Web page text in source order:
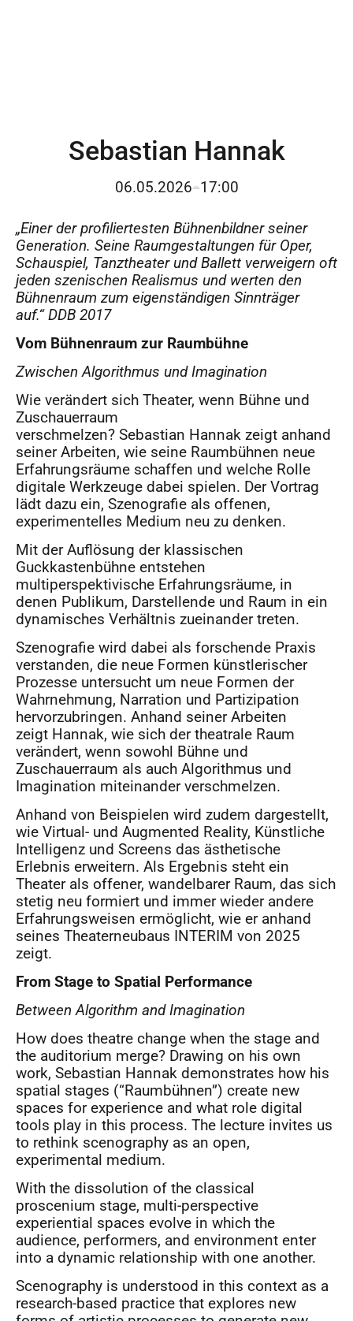
Sebastian Hannak
06.05.2026 17:00
„Einer der profiliertesten Buhnenbildner seiner
Generation. Seine Raumgestaltungen fur Oper,
Schauspiel, Tanztheater und Ballett verweigern oft
jeden szenischen Realismus und werten den
Buhnenraum zum eigenständigen Sinnträger
auf.“DDB 2017
Vom Bühnenraum zur Raumbühne
Zwischen Algorithmus und Imagination
Wie verändert sich Theater, wenn Bühne und
Zuschauerraum
verschmelzen? Sebastian Hannak zeigt anhand
seiner Arbeiten, wie seine Raumbühnen neue
Erfahrungsräume schaffen und welche Rolle
digitale Werkzeuge dabei spielen. Der Vortrag
lädt dazu ein, Szenografie als offenen,
experimentelles Medium neu zu denken.
Mit der Auflösung der klassischen
Guckkastenbühne entstehen
multiperspektivische Erfahrungsräume, in
denen Publikum, Darstellende und Raum in ein
dynamisches Verhältnis zueinander treten.
Szenografie wird dabei als forschende Praxis
verstanden, die neue Formen künstlerischer
Prozesse untersucht um neue Formen der
Wahrnehmung, Narration und Partizipation
hervorzubringen. Anhand seiner Arbeiten
zeigt Hannak, wie sich der theatrale Raum
verändert, wenn sowohl Bühne und
Zuschauerraum als auch Algorithmus und
Imagination miteinander verschmelzen.
Anhand von Beispielen wird zudem dargestellt,
wie Virtual- und Augmented Reality, Künstliche
Intelligenz und Screens das ästhetische
Erlebnis erweitern. Als Ergebnis steht ein
Theater als offener, wandelbarer Raum, das sich
stetig neu formiert und immer wieder andere
Erfahrungsweisen ermöglicht, wie er anhand
seines Theaterneubaus INTERIM von 2025
zeigt.
From Stage to Spatial Performance
Between Algorithm and Imagination
How does theatre change when the stage and
the auditorium merge? Drawing on his own
work, Sebastian Hannak demonstrates how his
spatial stages (“Raumbühnen”) create new
spaces for experience and what role digital
tools play in this process. The lecture invites us
to rethink scenography as an open,
experimental medium.
With the dissolution of the classical
proscenium stage, multi-perspective
experiential spaces evolve in which the
audience, performers, and environment enter
into a dynamic relationship with one another.
Scenography is understood in this context as a
research-based practice that explores new